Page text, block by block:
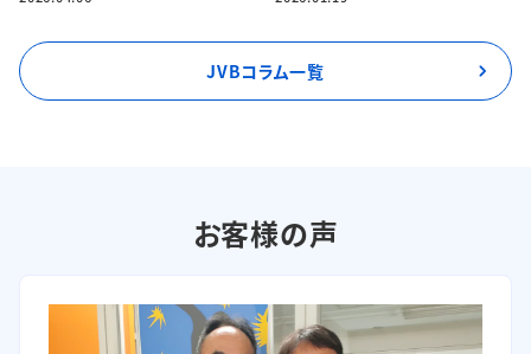
JVBコラム一覧
お客様の声